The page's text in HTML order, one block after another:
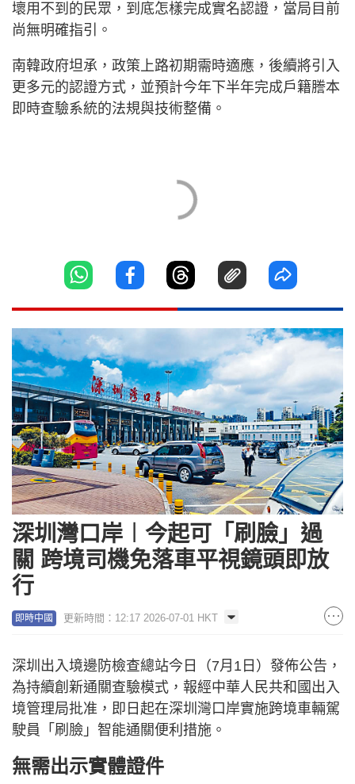
壞用不到的民眾，到底怎樣完成實名認證，當局目前
尚無明確指引。
南韓政府坦承，政策上路初期需時適應，後續將引入
更多元的認證方式，並預計今年下半年完成戶籍謄本
即時查驗系統的法規與技術整備。
深圳灣口岸︱今起可「刷臉」過
關 跨境司機免落車平視鏡頭即放
行
即時中國 更新時間：12:17 2026-07-01 HKT
深圳出入境邊防檢查總站今日（7月1日）發佈公告，
為持續創新通關查驗模式，報經中華人民共和國出入
境管理局批准，即日起在深圳灣口岸實施跨境車輛駕
駛員「刷臉」智能通關便利措施。
無需出示實體證件